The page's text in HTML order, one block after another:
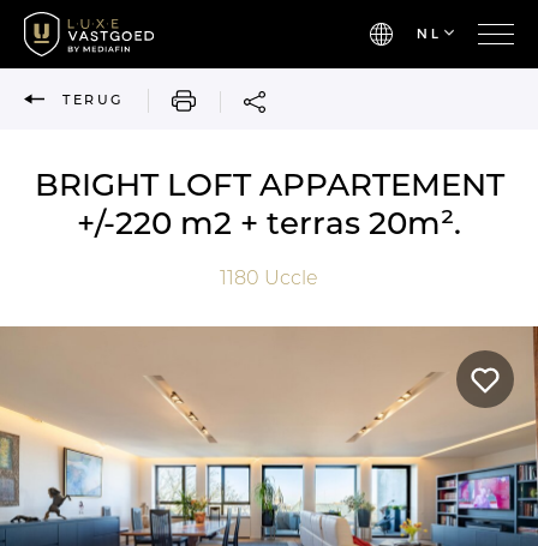
NL
TERUG AFDRUKKEN
BRIGHT LOFT APPARTEMENT
+/-220 m2 + terras 20m².
1180 Uccle